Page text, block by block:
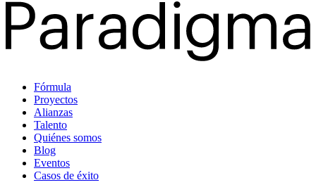
Fórmula
Proyectos
Alianzas
Talento
Quiénes somos
Blog
Eventos
Casos de éxito